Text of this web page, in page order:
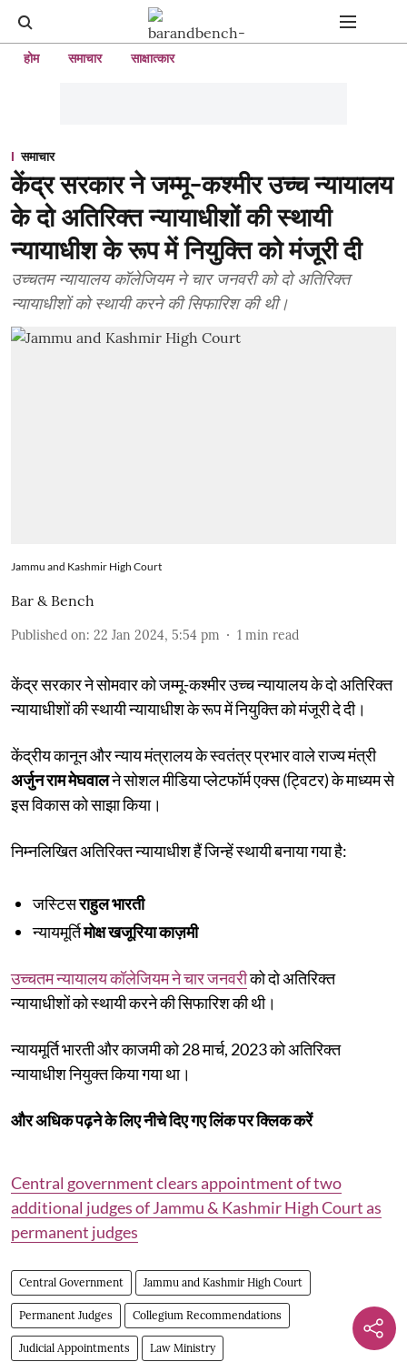
होम समाचार साक्षात्कार
समाचार
केंद्र सरकार ने जम्मू-कश्मीर उच्च न्यायालय
के दो अतिरिक्त न्यायाधीशों की स्थायी
न्यायाधीश के रूप में नियुक्ति को मंजूरी दी
उच्चतम न्यायालय कॉलेजियम ने चार जनवरी को दो अतिरिक्त
न्यायाधीशों को स्थायी करने की सिफारिश की थी।
Jammu and Kashmir High Court
Bar & Bench
Published on: 22 Jan 2024, 5:54 pm 1 min read
केंद्र सरकार ने सोमवार को जम्मू-कश्मीर उच्च न्यायालय के दो अतिरिक्त
न्यायाधीशों की स्थायी न्यायाधीश के रूप में नियुक्ति को मंजूरी दे दी।
केंद्रीय कानून और न्याय मंत्रालय के स्वतंत्र प्रभार वाले राज्य मंत्री
अर्जुन राम मेघवालने सोशल मीडिया प्लेटफॉर्म एक्स (ट्विटर) के माध्यम से
इस विकास को साझा किया।
निम्नलिखित अतिरिक्त न्यायाधीश हैं जिन्हें स्थायी बनाया गया है:
जस्टिसराहुल भारती
न्यायमूर्तिमोक्ष खजूरिया काज़मी
उच्चतम न्यायालय कॉलेजियम ने चार जनवरीको दो अतिरिक्त
न्यायाधीशों को स्थायी करने की सिफारिश की थी।
न्यायमूर्ति भारती और काजमी को 28 मार्च, 2023 को अतिरिक्त
न्यायाधीश नियुक्त किया गया था।
और अधिक पढ़ने के लिए नीचे दिए गए लिंक पर क्लिक करें
Central government clears appointment of two
additional judges of Jammu & Kashmir High Court as
permanent judges
Central Government Jammu and Kashmir High Court
Permanent Judges Collegium Recommendations
Judicial Appointments Law Ministry